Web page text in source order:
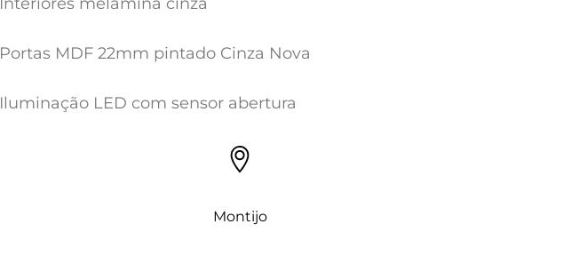
Portas MDF 22mm pintado Cinza Nova
Iluminação LED com sensor abertura
Montijo